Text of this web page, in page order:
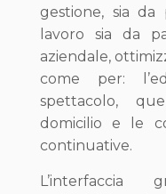
gestione, sia
lavoro sia da
aziendale,
come per:
spettacolo,
domicilio e le
continuative.
L’interfaccia